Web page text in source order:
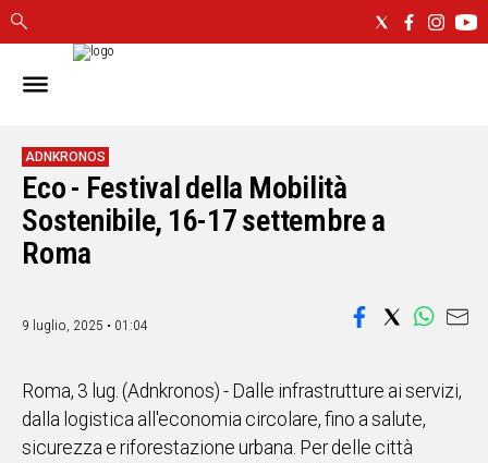
IN
CAGLIARI
SASSARI
NUORO
ORISTANO
SULCIS
OGLIASTRA
ALTRE
NOTIZIE
ADNKRONOS
Eco - Festival della Mobilità
Sostenibile, 16-17 settembre a
Roma
9 luglio, 2025 • 01:04
Roma, 3 lug. (Adnkronos) - Dalle infrastrutture ai servizi,
dalla logistica all'economia circolare, fino a salute,
sicurezza e riforestazione urbana. Per delle città